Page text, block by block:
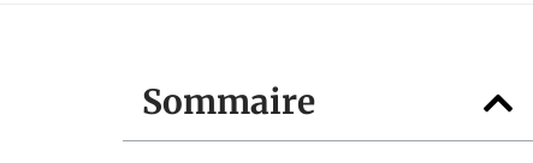
Sommaire